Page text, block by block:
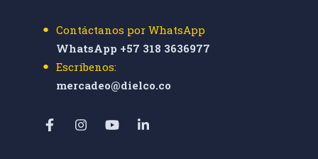
Contáctanos por WhatsApp
WhatsApp +57 318 3636977
Escríbenos:
mercadeo@dielco.co